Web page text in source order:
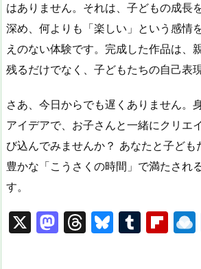
はありません。それは、子どもの成長
深め、何よりも「楽しい」という感情
えのない体験です。完成した作品は、
残るだけでなく、子どもたちの自己表
さあ、今日からでも遅くありません。
アイデアで、お子さんと一緒にクリエ
び込んでみませんか？ あなたと子ども
豊かな「こうさくの時間」で満たされ
す。
X
M T
Bl T
Fl